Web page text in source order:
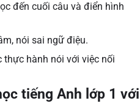
đến cuối câu và điển hình
nói sai ngữ điệu.
thực hành nói với việc nối
tiếng Anh lớp 1 với